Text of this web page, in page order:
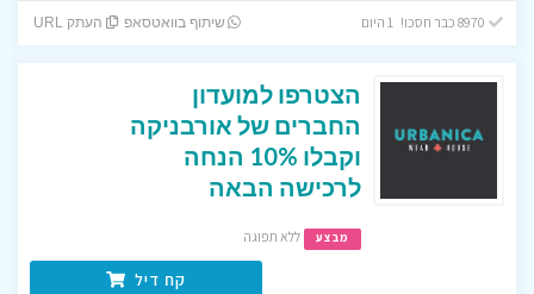
שיתוף בוואטסאפ העתק URL
הצטרפו למועדון
החברים של אורבניקה
וקבלו 10% הנחה
לרכישה הבאה
מבצע ללא תפוגה
קח דיל